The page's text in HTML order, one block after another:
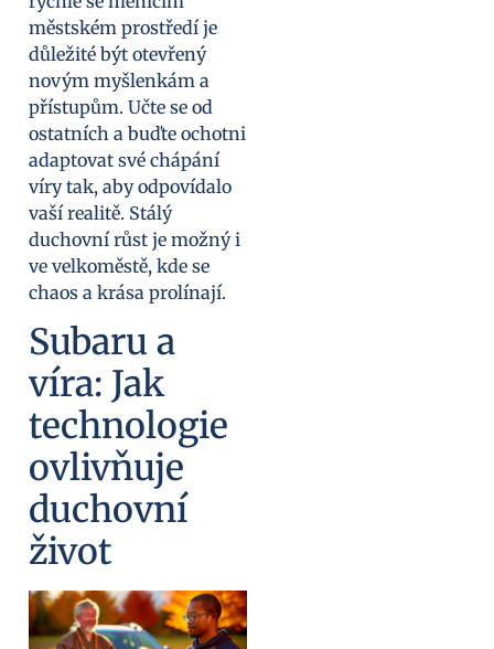
městském prostředí je
důležité být otevřený
novým myšlenkám a
přístupům. Učte se od
ostatních a buďte ochotni
adaptovat své chápání
víry tak, aby odpovídalo
vaší realitě. Stálý
duchovní růst je možný i
ve velkoměstě, kde se
chaos a krása prolínají.
Subaru a
víra: Jak
technologie
ovlivňuje
duchovní
život